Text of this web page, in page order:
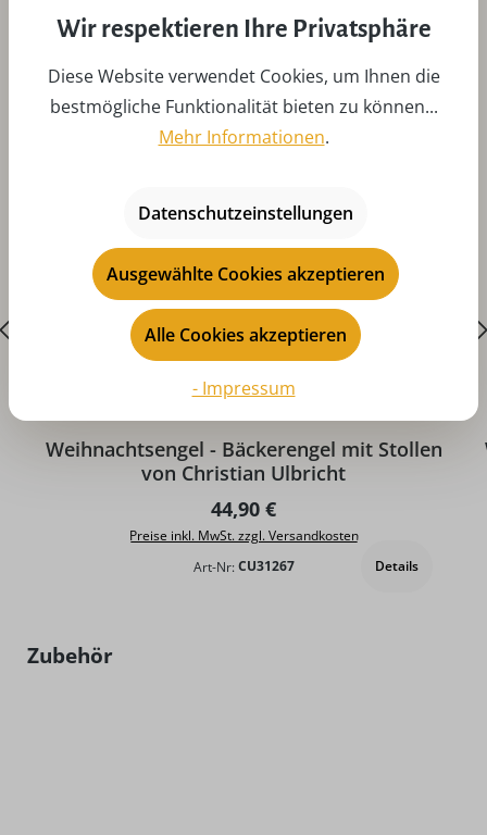
Produktgalerie überspringen
Das könnte Ihnen auch gefallen
Weihnachtsengel - Bäckerengel mit Stollen
von Christian Ulbricht
Regulärer Preis:
44,90 €
Preise inkl. MwSt. zzgl. Versandkosten
Art-Nr: CU31267 Details
Produktgalerie überspringen
Zubehör
Wir respektieren Ihre Privatsphäre
Diese Website verwendet Cookies, um Ihnen die
bestmögliche Funktionalität bieten zu können...
Mehr Informationen.
Datenschutzeinstellungen
Ausgewählte Cookies akzeptieren
Alle Cookies akzeptieren
- Impressum